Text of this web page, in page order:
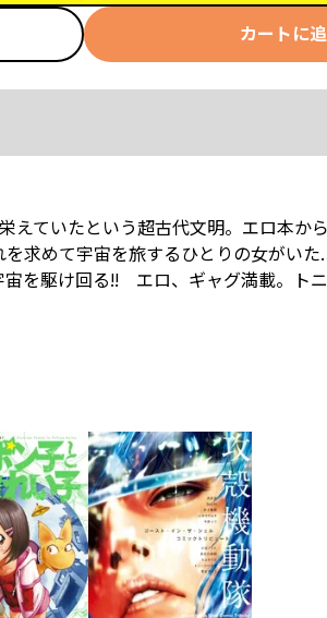
カートに
ていたという超古代文明。エロ本か
求めて宇宙を旅するひとりの女がい
を駆け回る!! エロ、ギャグ満載。ト